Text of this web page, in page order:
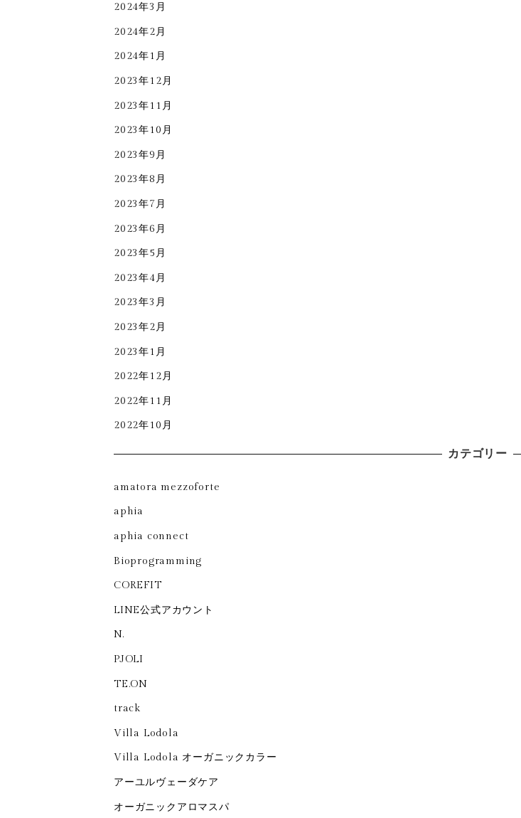
2024年3月
2024年2月
2024年1月
2023年12月
2023年11月
2023年10月
2023年9月
2023年8月
2023年7月
2023年6月
2023年5月
2023年4月
2023年3月
2023年2月
2023年1月
2022年12月
2022年11月
2022年10月
カテゴリー
amatora mezzoforte
aphia
aphia connect
Bioprogramming
COREFIT
LINE公式アカウント
N.
PJOLI
TE.ON
track
Villa Lodola
Villa Lodola オーガニックカラー
アーユルヴェーダケア
オーガニックアロマスパ